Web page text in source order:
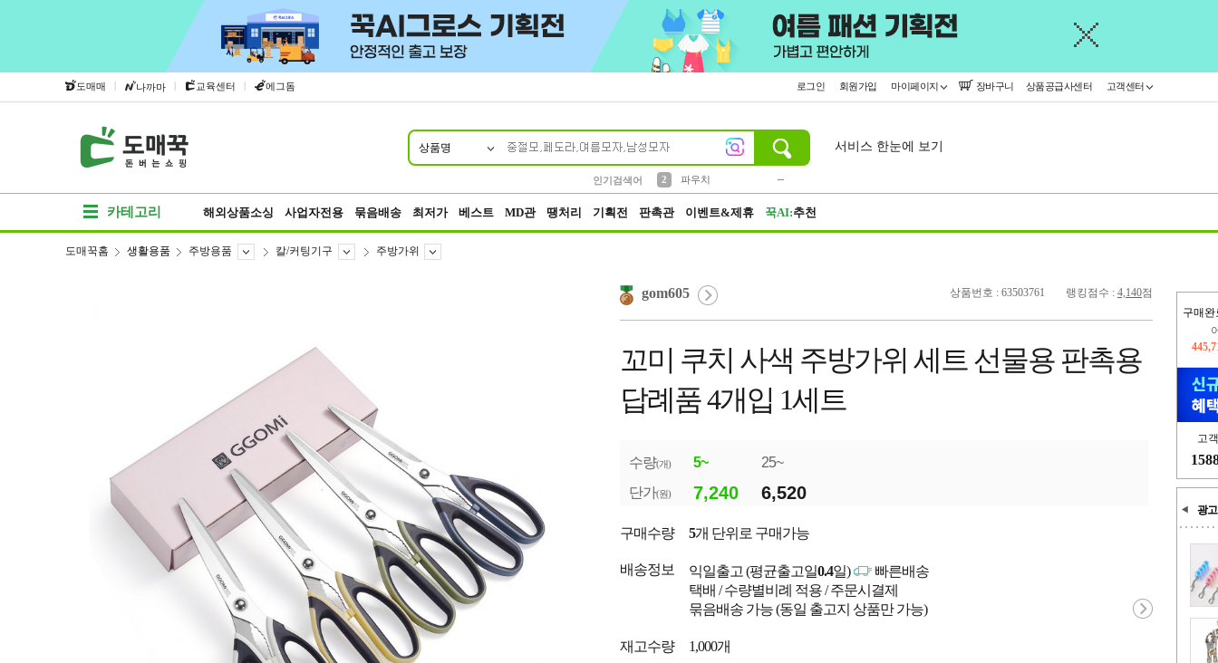
도매매 | 나까마 | 교육센터 | 에그돔 로그인 회원가입 마이페이지 장바구니 상품공급사센터 고객센터
상품명
인기검색어
2
파우치
서비스 한눈에 보기
카테고리 해외상품소싱 사업자전용 묶음배송 최저가 베스트 MD관 땡처리 기획전 판촉관 이벤트&제휴 꾹AI:추천
구매완
오
고
광고
도매꾹홈 생활용품 주방용품 칼/커팅기구 주방가위
상품번호 : 63503761 랭킹점수 : 4,140점
gom605
꼬미 쿠치 사색 주방가위 세트 선물용 판촉용
답례품 4개입 1세트
수량(개) 5~
25~
단가(원) 7,240 6,520
구매수량 5개 단위로 구매가능
배송정보 익일출고 (평균출고일0.4일)
빠른배송
택배 / 수량별비례 적용 / 주문시결제
묶음배송 가능 (동일 출고지 상품만 가능)
재고수량 1,000개